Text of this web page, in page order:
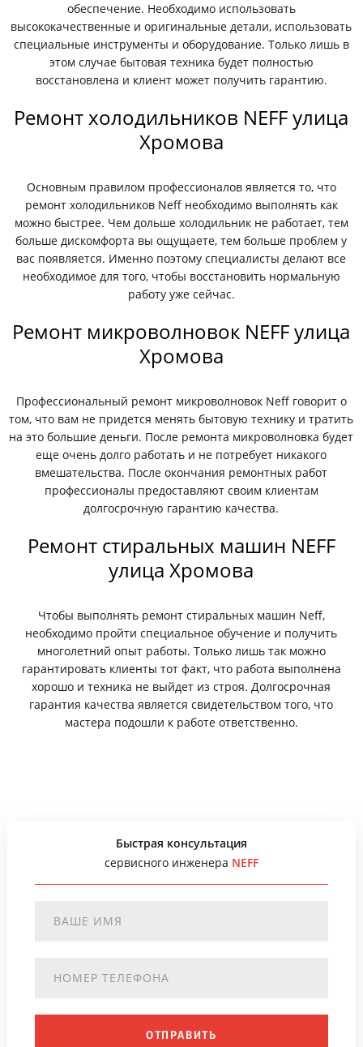
обеспечение. Необходимо использовать
высококачественные и оригинальные детали, использовать
специальные инструменты и оборудование. Только лишь в
этом случае бытовая техника будет полностью
восстановлена и клиент может получить гарантию.
Ремонт холодильников NEFF улица
Хромова
Основным правилом профессионалов является то, что
ремонт холодильников Neff необходимо выполнять как
можно быстрее. Чем дольше холодильник не работает, тем
больше дискомфорта вы ощущаете, тем больше проблем у
вас появляется. Именно поэтому специалисты делают все
необходимое для того, чтобы восстановить нормальную
работу уже сейчас.
Ремонт микроволновок NEFF улица
Хромова
Профессиональный ремонт микроволновок Neff говорит о
том, что вам не придется менять бытовую технику и тратить
на это большие деньги. После ремонта микроволновка будет
еще очень долго работать и не потребует никакого
вмешательства. После окончания ремонтных работ
профессионалы предоставляют своим клиентам
долгосрочную гарантию качества.
Ремонт стиральных машин NEFF
улица Хромова
Чтобы выполнять ремонт стиральных машин Neff,
необходимо пройти специальное обучение и получить
многолетний опыт работы. Только лишь так можно
гарантировать клиенты тот факт, что работа выполнена
хорошо и техника не выйдет из строя. Долгосрочная
гарантия качества является свидетельством того, что
мастера подошли к работе ответственно.
Быстрая консультация
сервисного инженера NEFF
ОТПРАВИТЬ